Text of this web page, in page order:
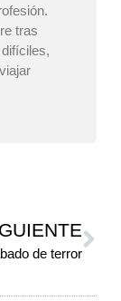
tras
de terror